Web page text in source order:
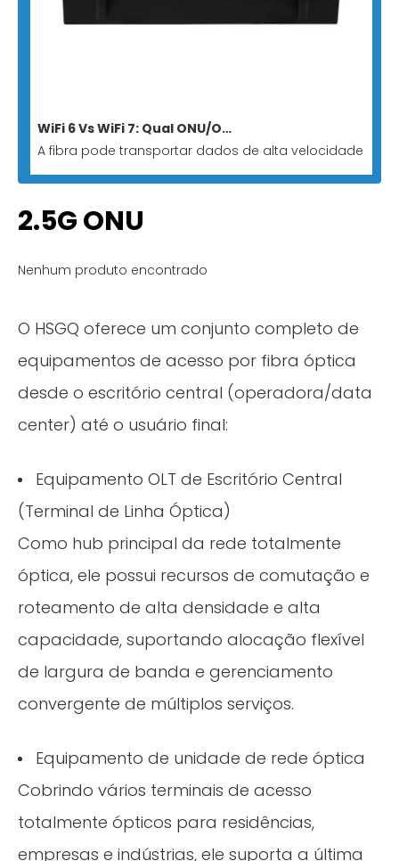
WiFi 6 Vs WiFi 7: Qual ONU/ONT se adapta a redes totalmente ópticas?
A fibra pode transportar dados de alta velocidade
2.5G ONU
Nenhum produto encontrado
O HSGQ oferece um conjunto completo de
equipamentos de acesso por fibra óptica
desde o escritório central (operadora/data
center) até o usuário final:
Equipamento OLT de Escritório Central
(Terminal de Linha Óptica)
Como hub principal da rede totalmente
óptica, ele possui recursos de comutação e
roteamento de alta densidade e alta
capacidade, suportando alocação flexível
de largura de banda e gerenciamento
convergente de múltiplos serviços.
Equipamento de unidade de rede óptica
Cobrindo vários terminais de acesso
totalmente ópticos para residências,
empresas e indústrias, ele suporta a última